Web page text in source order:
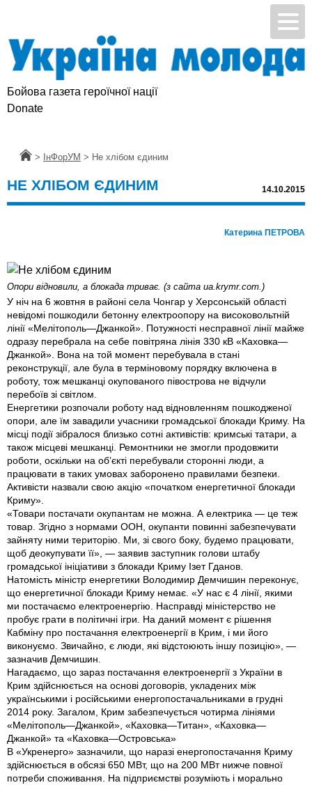
Бойова газета героїчної нації
Donate
Головна
> ІнФорУМ > Не хлібом єдиним
НЕ ХЛІБОМ ЄДИНИМ 14.10.2015
Катерина ПЕТРОВА
Опори вiдновили, а блокада триває. (з сайта ua.krymr.com.)
У ніч на 6 жовтня в районі села Чонгар у Херсонській області
невідомі пошкодили бетонну електроопору на високовольтній
лінії «Мелітополь—Джанкой». Потужності несправної лінії майже
одразу перебрала на себе повітряна лінія 330 кВ «Каховка—
Джанкой». Вона на той момент перебувала в стані
реконструкції, але була в терміновому порядку включена в
роботу, тож мешканці окупованого півострова не відчули
перебоїв зі світлом.
Енергетики розпочали роботу над відновленням пошкодженої
опори, але їм завадили учасники громадської блокади Криму. На
місці події зібралося близько сотні активістів: кримські татари, а
також місцеві мешканці. Ремонтники не змогли продовжити
роботи, оскільки на об’єкті перебували сторонні люди, а
працювати в таких умовах заборонено правилами безпеки.
Активісти назвали свою акцію «початком енергетичної блокади
Криму».
«Товари постачати окупантам не можна. А електрика — це теж
товар. Згідно з нормами ООН, окупанти повинні забезпечувати
зайняту ними територію. Ми, зі свого боку, будемо працювати,
щоб деокупувати її», — заявив заступник голови штабу
громадської ініціативи з блокади Криму Ізет Гданов.
Натомість міністр енергетики Володимир Демчишин переконує,
що енергетичної блокади Криму немає. «У нас є 4 лінії, якими
ми постачаємо електроенергію. Насправді міністерство не
пробує грати в політичні ігри. На даний момент є рішення
Кабміну про постачання електроенергії в Крим, і ми його
виконуємо. Звичайно, є люди, які відстоюють іншу позицію», —
зазначив Демчишин.
Нагадаємо, що зараз постачання електроенергії з України в
Крим здійснюється на основі договорів, укладених між
українськими і російськими енергопостачальниками в грудні
2014 року. Загалом, Крим забезпечується чотирма лініями
«Мелітополь—Джанкой», «Каховка—Титан», «Каховка—
Джанкой» та «Каховка—Островська»
В «Укренерго» зазначили, що наразі енергопостачання Криму
здійснюється в обсязі 650 МВт, що на 200 МВт нижче повної
потреби споживання. На підприємстві розуміють і морально